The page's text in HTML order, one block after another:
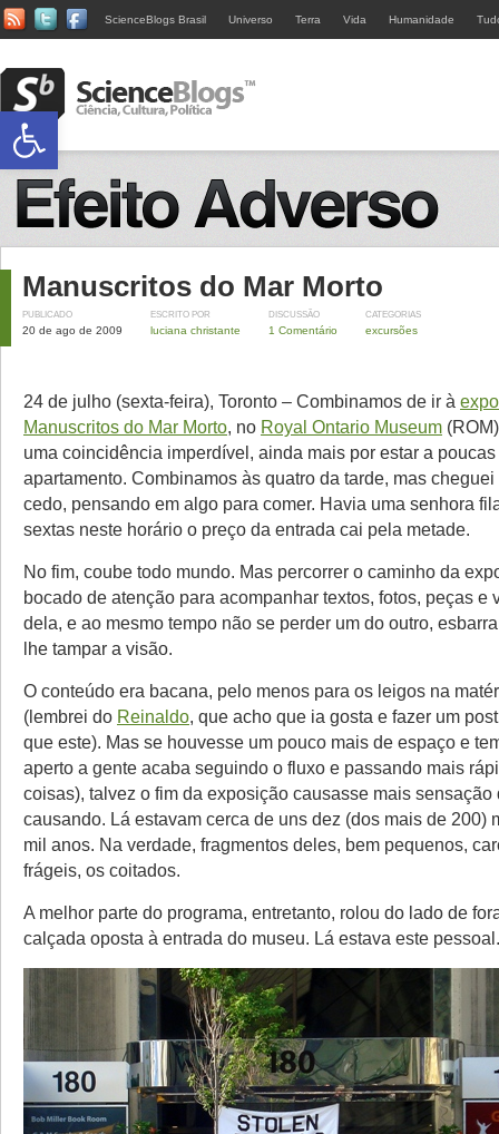
ScienceBlogs Brasil Universo Terra Vida Humanidade
Manuscritos do Mar Morto
PUBLICADO
20 de ago de 2009
ESCRITO POR
luciana christante
DISCUSSÃO
1 Comentário
CATEGORIAS
excursões
24 de julho (sexta-feira), Toronto – Combinamos de ir à
Manuscritos do Mar Morto, no Royal Ontario Museum
uma coincidência imperdível, ainda mais por estar a
apartamento. Combinamos às quatro da tarde, mas
cedo, pensando em algo para comer. Havia uma senhora
sextas neste horário o preço da entrada cai pela metade.
No fim, coube todo mundo. Mas percorrer o caminho da
bocado de atenção para acompanhar textos, fotos, peças e
dela, e ao mesmo tempo não se perder um do outro,
lhe tampar a visão.
O conteúdo era bacana, pelo menos para os leigos na
(lembrei do Reinaldo, que acho que ia gosta e fazer um
que este). Mas se houvesse um pouco mais de espaço e
aperto a gente acaba seguindo o fluxo e passando mais
coisas), talvez o fim da exposição causasse mais sensação
causando. Lá estavam cerca de uns dez (dos mais de 200)
mil anos. Na verdade, fragmentos deles, bem pequenos,
frágeis, os coitados.
A melhor parte do programa, entretanto, rolou do lado de
calçada oposta à entrada do museu. Lá estava este pessoal.
Abrir a barra de ferramentas